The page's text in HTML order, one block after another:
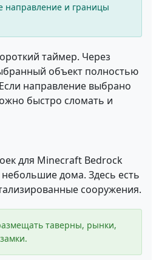
направление и границы
таймер. Через
объект полностью
направление выбрано
быстро сломать и
для Minecraft Bedrock
дома. Здесь есть
сооружения.
таверны, рынки,